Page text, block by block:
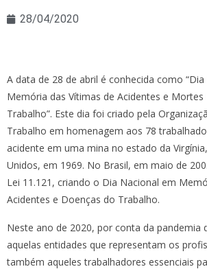
28/04/2020
A data de 28 de abril é conhecida como
Memória das Vítimas de Acidentes e Mortes
Trabalho”. Este dia foi criado pela
Trabalho em homenagem aos 78
acidente em uma mina no estado da
Unidos, em 1969. No Brasil, em maio de
Lei 11.121, criando o Dia Nacional em
Acidentes e Doenças do Trabalho.
Neste ano de 2020, por conta da pandemia
aquelas entidades que representam os
também aqueles trabalhadores essenciais